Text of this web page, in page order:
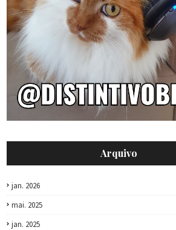
Arquivo
jan. 2026
mai. 2025
jan. 2025